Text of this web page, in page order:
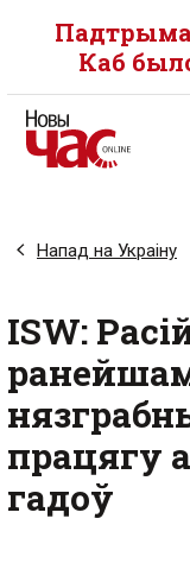
Каб
Напад на Украіну
ISW:
працягу
гадоў